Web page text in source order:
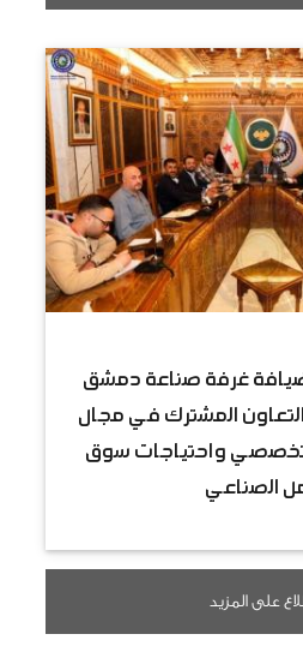
غرفة صناعة دمشق
المشترك في مجال
واحتياجات سوق
الصناعي
على المزيد